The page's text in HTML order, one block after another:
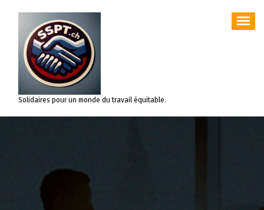
contenu
Solidaires pour un monde du travail équitable.